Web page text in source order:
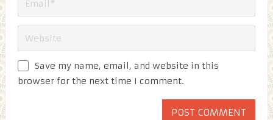
Save my name, email, and website in this
browser for the next time I comment.